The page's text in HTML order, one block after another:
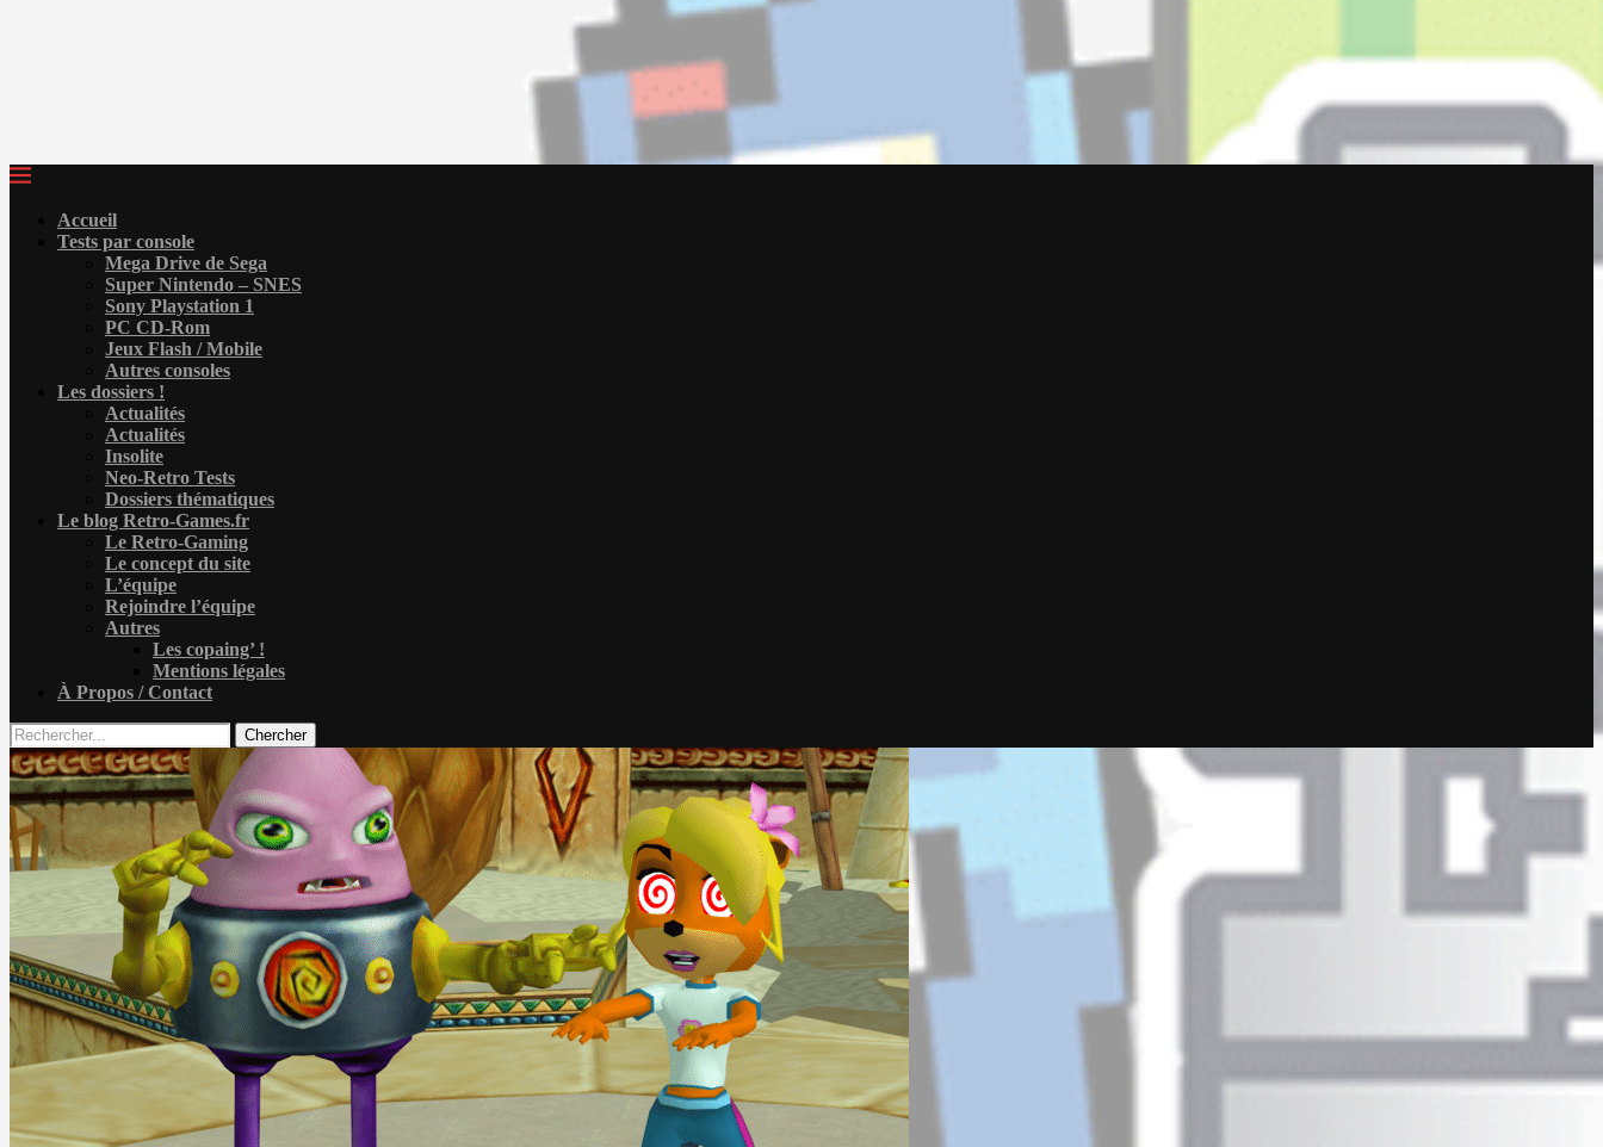
Accueil
Tests par console
Mega Drive de Sega
Super Nintendo – SNES
Sony Playstation 1
PC CD-Rom
Jeux Flash / Mobile
Autres consoles
Les dossiers !
Actualités
Actualités
Insolite
Neo-Retro Tests
Dossiers thématiques
Le blog Retro-Games.fr
Le Retro-Gaming
Le concept du site
L’équipe
Rejoindre l’équipe
Autres
Les copaing’ !
Mentions légales
À Propos / Contact
Chercher